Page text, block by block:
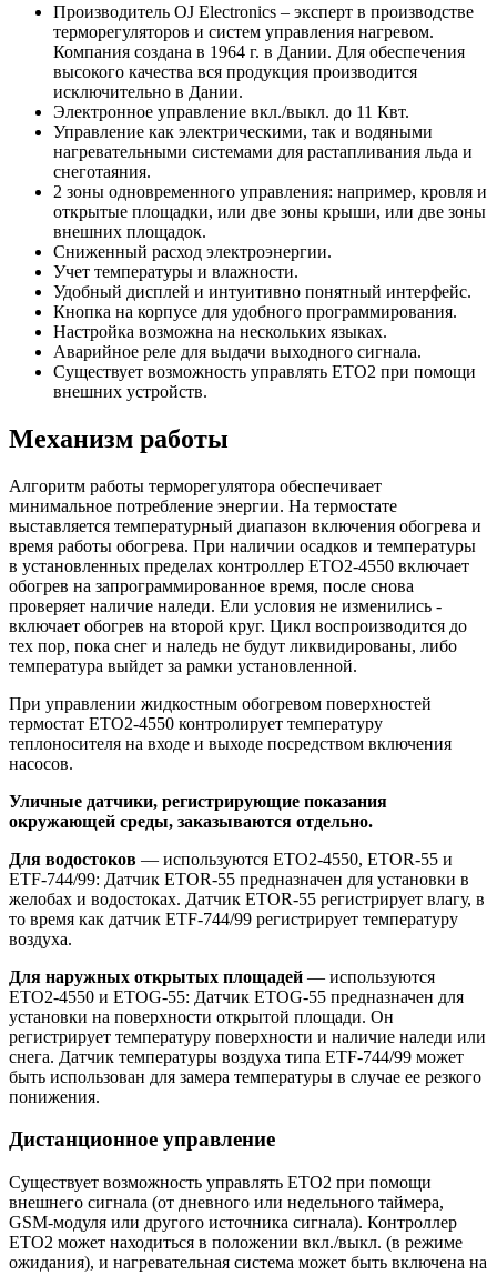
Производитель OJ Electronics – эксперт в производстве
терморегуляторов и систем управления нагревом.
Компания создана в 1964 г. в Дании. Для обеспечения
высокого качества вся продукция производится
исключительно в Дании.
Электронное управление вкл./выкл. до 11 Квт.
Управление как электрическими, так и водяными
нагревательными системами для растапливания льда и
снеготаяния.
2 зоны одновременного управления: например, кровля и
открытые площадки, или две зоны крыши, или две зоны
внешних площадок.
Сниженный расход электроэнергии.
Учет температуры и влажности.
Удобный дисплей и интуитивно понятный интерфейс.
Кнопка на корпусе для удобного программирования.
Настройка возможна на нескольких языках.
Аварийное реле для выдачи выходного сигнала.
Существует возможность управлять ЕТО2 при помощи
внешних устройств.
Механизм работы
Алгоритм работы терморегулятора обеспечивает
минимальное потребление энергии. На термостате
выставляется температурный диапазон включения обогрева и
время работы обогрева. При наличии осадков и температуры
в установленных пределах контроллер ETO2-4550 включает
обогрев на запрограммированное время, после снова
проверяет наличие наледи. Ели условия не изменились -
включает обогрев на второй круг. Цикл воспроизводится до
тех пор, пока снег и наледь не будут ликвидированы, либо
температура выйдет за рамки установленной.
При управлении жидкостным обогревом поверхностей
термостат ETO2-4550 контролирует температуру
теплоносителя на входе и выходе посредством включения
насосов.
Уличные датчики, регистрирующие показания
окружающей среды, заказываются отдельно.
Для водостоков — используются ETO2-4550, ETOR-55 и
ETF-744/99: Датчик ETOR-55 предназначен для установки в
желобах и водостоках. Датчик ETOR-55 регистрирует влагу, в
то время как датчик ETF-744/99 регистрирует температуру
воздуха.
Для наружных открытых площадей — используются
ETO2-4550 и ETOG-55: Датчик ETOG-55 предназначен для
установки на поверхности открытой площади. Он
регистрирует температуру поверхности и наличие наледи или
снега. Датчик температуры воздуха типа ETF-744/99 может
быть использован для замера температуры в случае ее резкого
понижения.
Дистанционное управление
Существует возможность управлять ЕТО2 при помощи
внешнего сигнала (от дневного или недельного таймера,
GSM-модуля или другого источника сигнала). Контроллер
ЕТО2 может находиться в положении вкл./выкл. (в режиме
ожидания), и нагревательная система может быть включена на